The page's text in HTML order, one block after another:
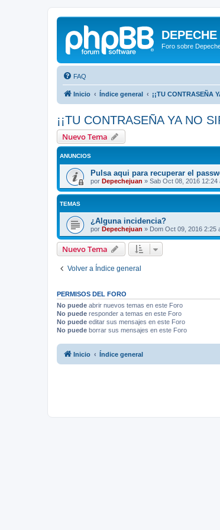
Foro sobre
FAQ
Inicio Índice general ¡¡TU CONTRASEÑA
¡¡TU CONTRASEÑA YA NO
Nuevo Tema
ANUNCIOS
Pulsa aqui para recuperar el
por Depechejuan » Sab Oct 08, 2016 12:24
TEMAS
¿Alguna incidencia?
por Depechejuan » Dom Oct 09, 2016 2:25
Nuevo Tema
Volver a Índice general
PERMISOS DEL FORO
No puede abrir nuevos temas en este Foro
No puede responder a temas en este Foro
No puede editar sus mensajes en este Foro
No puede borrar sus mensajes en este Foro
Inicio Índice general